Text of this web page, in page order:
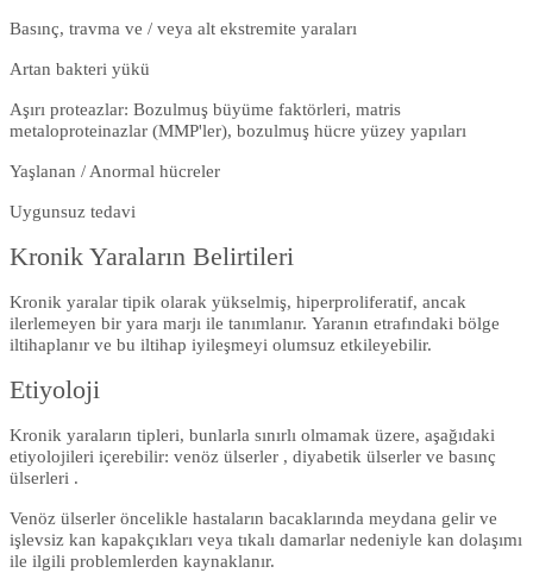
Basınç, travma ve / veya alt ekstremite yaraları
Artan bakteri yükü
Aşırı proteazlar: Bozulmuş büyüme faktörleri, matris
metaloproteinazlar (MMP'ler), bozulmuş hücre yüzey yapıları
Yaşlanan / Anormal hücreler
Uygunsuz tedavi
Kronik Yaraların Belirtileri
Kronik yaralar tipik olarak yükselmiş, hiperproliferatif, ancak
ilerlemeyen bir yara marjı ile tanımlanır. Yaranın etrafındaki bölge
iltihaplanır ve bu iltihap iyileşmeyi olumsuz etkileyebilir.
Etiyoloji
Kronik yaraların tipleri, bunlarla sınırlı olmamak üzere, aşağıdaki
etiyolojileri içerebilir: venöz ülserler , diyabetik ülserler ve basınç
ülserleri .
Venöz ülserler öncelikle hastaların bacaklarında meydana gelir ve
işlevsiz kan kapakçıkları veya tıkalı damarlar nedeniyle kan dolaşımı
ile ilgili problemlerden kaynaklanır.